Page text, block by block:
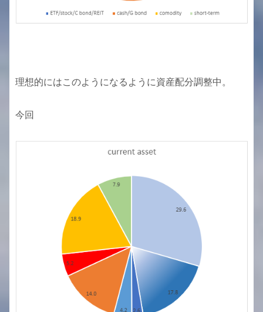
理想的にはこのようになるように資産配分調整中。
今回